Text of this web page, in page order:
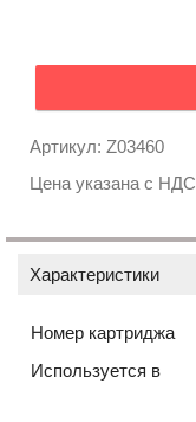
Артикул: Z03460
Цена указана с НДС
Характеристики
Номер картриджа
Используется в